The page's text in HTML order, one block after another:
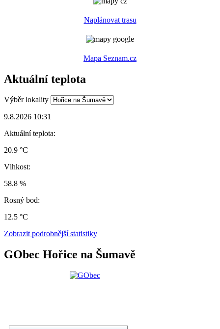
Naplánovat trasu
Mapa Seznam.cz
Aktuální teplota
Výběr lokality
9.8.2026 10:31
Aktuální teplota:
20.9 °C
Vlhkost:
58.8 %
Rosný bod:
12.5 °C
Zobrazit podrobnější statistiky
GObec Hořice na Šumavě